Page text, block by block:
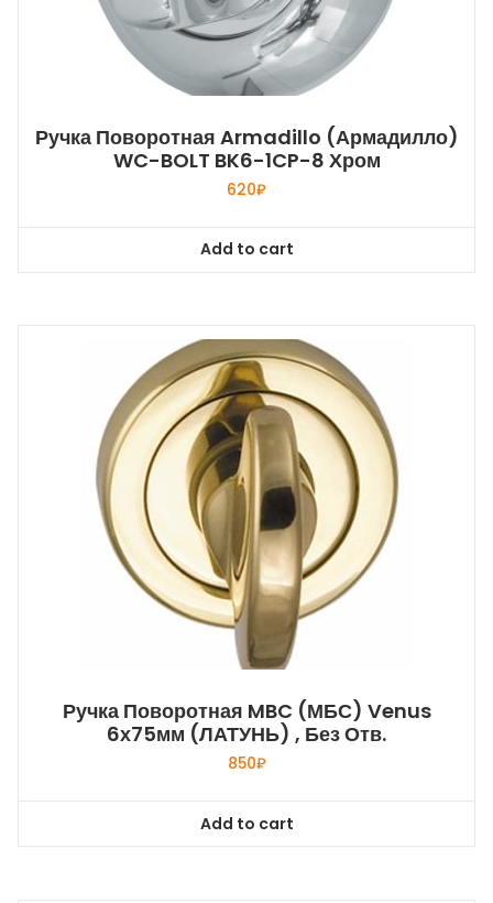
Ручка Поворотная Armadillo (Армадилло)
WC-BOLT BK6-1CP-8 Хром
620₽
Add to cart
Ручка Поворотная MBC (МБС) Venus
6х75мм (ЛАТУНЬ) , Без Отв.
850₽
Add to cart